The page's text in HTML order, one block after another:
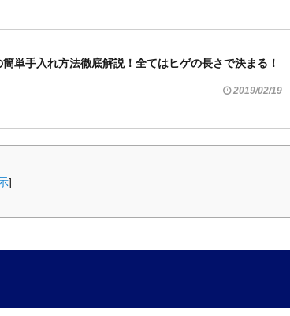
単手入れ方法徹底解説！全てはヒゲの長さで決まる！
2019/02/19
]